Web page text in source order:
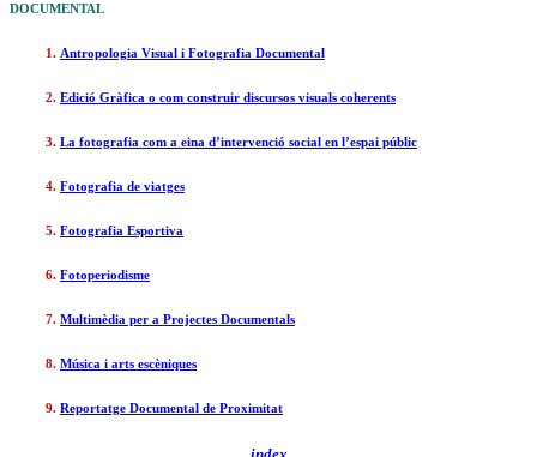
DOCUMENTAL
1. Antropologia Visual i Fotografia Documental
2. Edició Gràfica o com construir discursos visuals coherents
3. La fotografia com a eina d’intervenció social en l’espai públic
4. Fotografia de viatges
5. Fotografia Esportiva
6. Fotoperiodisme
7. Multimèdia per a Projectes Documentals
8. Música i arts escèniques
9. Reportatge Documental de Proximitat